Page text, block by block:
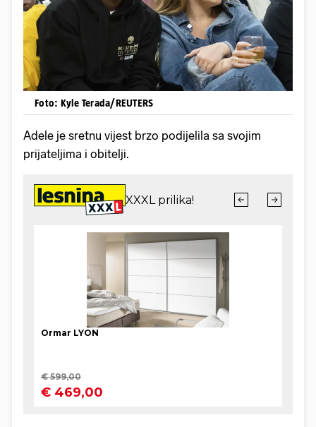
Foto: Kyle Terada/REUTERS
Adele je sretnu vijest brzo podijelila sa svojim
prijateljima i obitelji.